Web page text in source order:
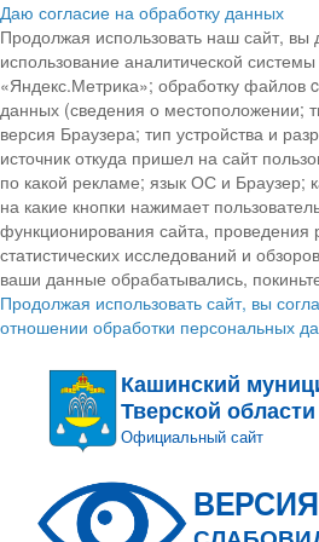
Даю согласие на обработку данных
Продолжая использовать наш сайт, вы
использование аналитической
«Яндекс.Метрика»; обработку файлов
данных (сведения о местоположении;
версия Браузера; тип устройства и
источник откуда пришел на сайт
по какой рекламе; язык ОС и Браузер;
на какие кнопки нажимает
функционирования сайта, проведения
статистических исследований и
ваши данные обрабатывались,
Продолжая использовать сайт, вы
отношении обработки персональных